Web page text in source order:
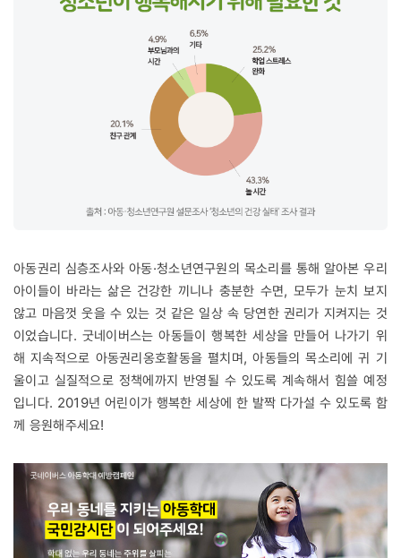
아동권리 심층조사와 아동·청소년연구원의 목소리를 통해 알아본 우리
아이들이 바라는 삶은 건강한 끼니나 충분한 수면, 모두가 눈치 보지
않고 마음껏 웃을 수 있는 것 같은 일상 속 당연한 권리가 지켜지는 것
이었습니다. 굿네이버스는 아동들이 행복한 세상을 만들어 나가기 위
해 지속적으로 아동권리옹호활동을 펼치며, 아동들의 목소리에 귀 기
울이고 실질적으로 정책에까지 반영될 수 있도록 계속해서 힘쓸 예정
입니다. 2019년 어린이가 행복한 세상에 한 발짝 다가설 수 있도록 함
께 응원해주세요!